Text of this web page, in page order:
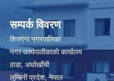
सम्पर्क विवरण
शितगंगा नगरपालिका
नगर कार्यपालीकाकाे कार्यालय
ठाडा, अर्घाखाँची
लुम्बिनी प्रदेश, नेपाल